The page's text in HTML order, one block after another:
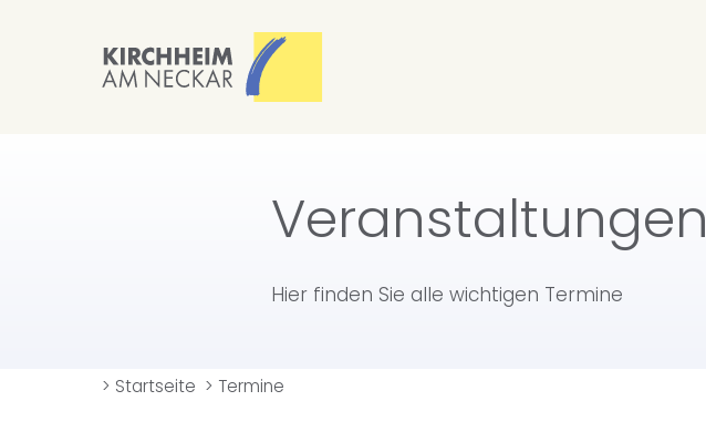
Veranstaltungen
Hier finden Sie alle wichtigen Termine
> Startseite > Termine